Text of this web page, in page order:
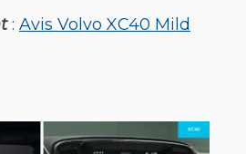
: Avis Volvo XC40 Mild